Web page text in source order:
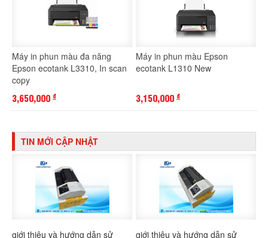
Máy in phun màu đa năng
Epson ecotank L3310, In scan
copy
3,650,000 đ
Máy in phun màu Epson
ecotank L1310 New
3,150,000 đ
TIN MỚI CẬP NHẬT
giới thiệu và hướng dẫn sử
giới thiệu và hướng dẫn sử